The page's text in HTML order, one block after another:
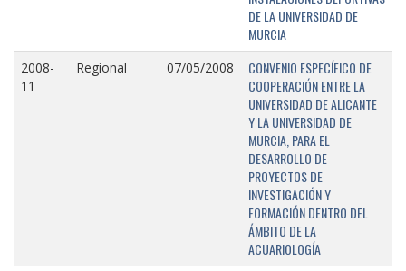
DE LA UNIVERSIDAD DE
MURCIA
2008-
11
Regional 07/05/2008
CONVENIO ESPECÍFICO DE
COOPERACIÓN ENTRE LA
UNIVERSIDAD DE ALICANTE
Y LA UNIVERSIDAD DE
MURCIA, PARA EL
DESARROLLO DE
PROYECTOS DE
INVESTIGACIÓN Y
FORMACIÓN DENTRO DEL
ÁMBITO DE LA
ACUARIOLOGÍA